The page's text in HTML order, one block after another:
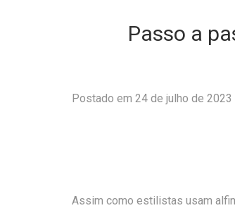
Passo a
Postado em 24 de julho de 2023
Assim como estilistas usam